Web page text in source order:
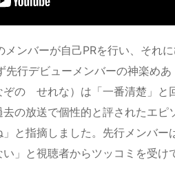
ンバーが自己PRを行い、それ
先行デビューメンバーの神楽め
ぞの せれな）は「一番清楚」
の放送で個性的と評されたエ
と指摘しました。先行メンバ
」と視聴者からツッコミを受け